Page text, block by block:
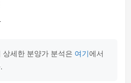
세한 분양가 분석은 여기에서